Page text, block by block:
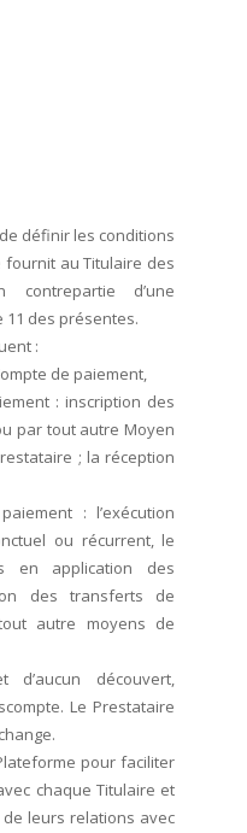
définir les conditions
au Titulaire des
d’une
11 des présentes.
:
de paiement,
: inscription des
par tout autre Moyen
; la réception
: l’exécution
ou récurrent, le
en application des
des transferts de
autre moyens de
découvert,
Le Prestataire
pour faciliter
chaque Titulaire et
leurs relations avec